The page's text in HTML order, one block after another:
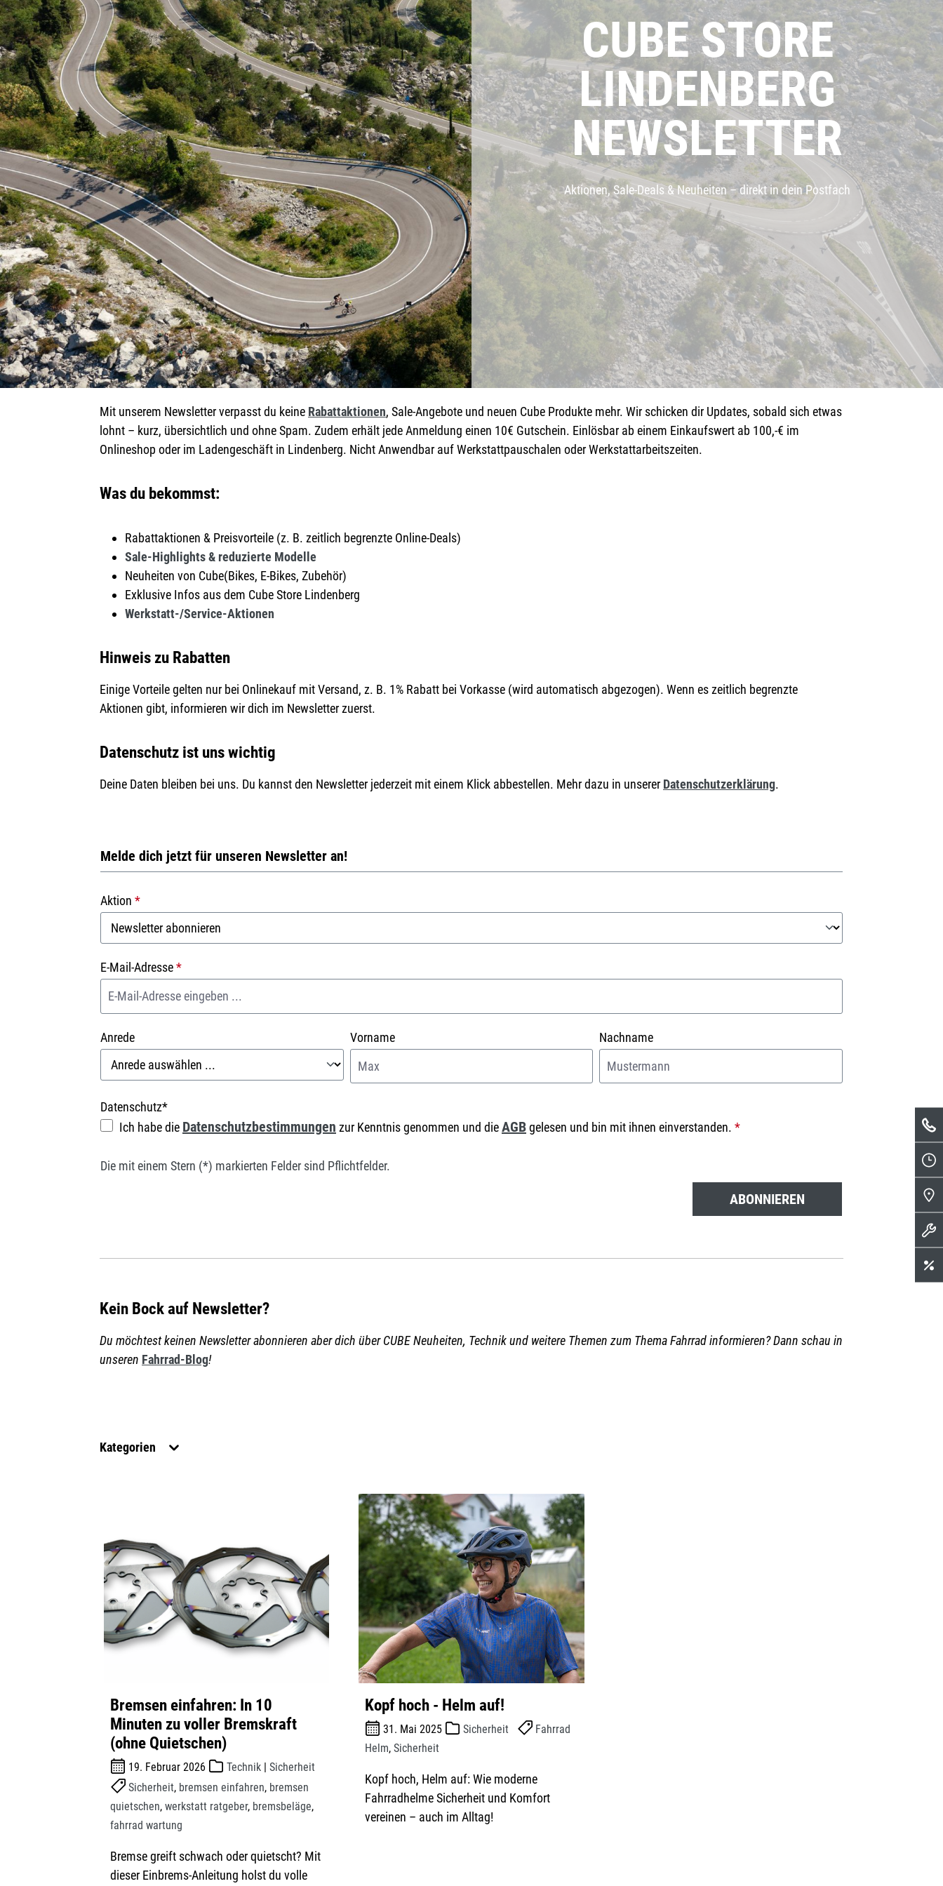
E-Bike Trekking
E-Bike Urban
E-Bike Kinder
E-Bike Transport
Rennrad
Trekking
Kinderfahrrad
Ständer
Pedale
Helme
Schlösser
Beleuchtung
Bosch E Bike
Anbausets
CUBE STORE
LINDENBERG
NEWSLETTER
Aktionen, Sale-Deals & Neuheiten – direkt in dein Postfach
Mit unserem Newsletter verpasst du keine Rabattaktionen, Sale-Angebote und neuen Cube Produkte mehr. Wir schicken dir Updates, sobald sich etwas
lohnt – kurz, übersichtlich und ohne Spam. Zudem erhält jede Anmeldung einen 10€ Gutschein. Einlösbar ab einem Einkaufswert ab 100,-€ im
Onlineshop oder im Ladengeschäft in Lindenberg. Nicht Anwendbar auf Werkstattpauschalen oder Werkstattarbeitszeiten.
Was du bekommst:
Rabattaktionen & Preisvorteile (z. B. zeitlich begrenzte Online-Deals)
Sale-Highlights & reduzierte Modelle
Neuheiten von Cube(Bikes, E-Bikes, Zubehör)
Exklusive Infos aus dem Cube Store Lindenberg
Werkstatt-/Service-Aktionen
Hinweis zu Rabatten
Einige Vorteile gelten nur bei Onlinekauf mit Versand, z. B. 1% Rabatt bei Vorkasse (wird automatisch abgezogen). Wenn es zeitlich begrenzte
Aktionen gibt, informieren wir dich im Newsletter zuerst.
Datenschutz ist uns wichtig
Deine Daten bleiben bei uns. Du kannst den Newsletter jederzeit mit einem Klick abbestellen. Mehr dazu in unserer Datenschutzerklärung.
Melde dich jetzt für unseren Newsletter an!
Aktion *
E-Mail-Adresse*
Anrede Vorname Nachname
Datenschutz*
Ich habe die Datenschutzbestimmungen zur Kenntnis genommen und dieAGBgelesen und bin mit ihnen einverstanden. *
Die mit einem Stern (*) markierten Felder sind Pflichtfelder.
ABONNIEREN
Kein Bock auf Newsletter?
Du möchtest keinen Newsletter abonnieren aber dich über CUBE Neuheiten, Technik und weitere Themen zum Thema Fahrrad informieren? Dann schau in
unseren Fahrrad-Blog!
Kategorien
Bremsen einfahren: In 10
Minuten zu voller Bremskraft
(ohne Quietschen)
19. Februar 2026 Technik
Sicherheit
Sicherheit, bremsen einfahren, bremsen
quietschen, werkstatt ratgeber, bremsbeläge,
fahrrad wartung
Bremse greift schwach oder quietscht? Mit
dieser Einbrems-Anleitung holst du volle
Kopf hoch - Helm auf!
31. Mai 2025 Sicherheit
Fahrrad
Helm,Sicherheit
Kopf hoch, Helm auf: Wie moderne
Fahrradhelme Sicherheit und Komfort
vereinen – auch im Alltag!